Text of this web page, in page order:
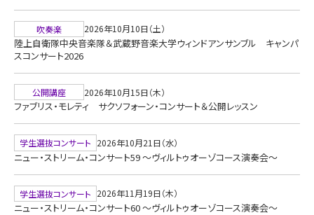
吹奏楽 2026年10月10日（土）
陸上自衛隊中央音楽隊＆武蔵野音楽大学ウィンドアンサンブル キャンパ
スコンサート2026
公開講座 2026年10月15日（木）
ファブリス・モレティ サクソフォーン・コンサート＆公開レッスン
学生選抜コンサート 2026年10月21日（水）
ニュー・ストリーム・コンサート59 ～ヴィルトゥオーゾコース演奏会～
学生選抜コンサート 2026年11月19日（木）
ニュー・ストリーム・コンサート60 ～ヴィルトゥオーゾコース演奏会～